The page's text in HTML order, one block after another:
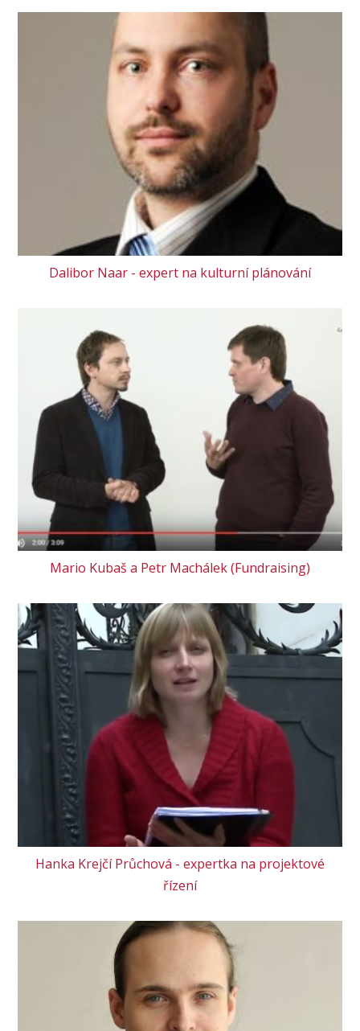
Dalibor Naar - expert na kulturní plánování
Mario Kubaš a Petr Machálek (Fundraising)
Hanka Krejčí Průchová - expertka na projektové
řízení